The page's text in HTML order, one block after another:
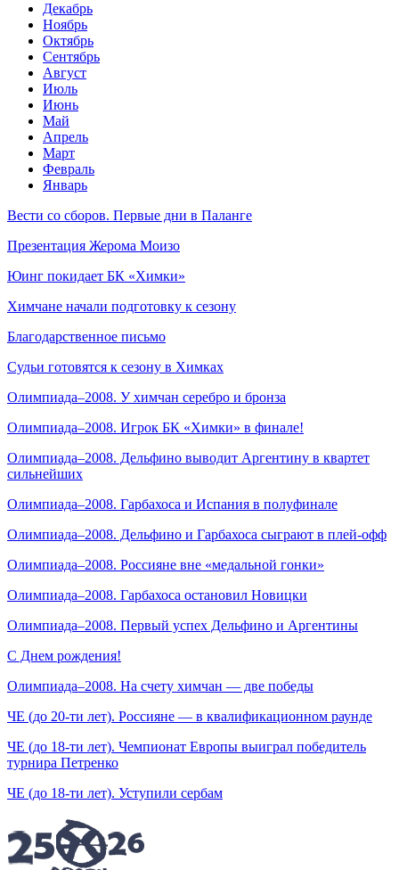
Декабрь
Ноябрь
Октябрь
Сентябрь
Август
Июль
Июнь
Май
Апрель
Март
Февраль
Январь
Вести со сборов. Первые дни в Паланге
Презентация Жерома Моизо
Юинг покидает БК «Химки»
Химчане начали подготовку к сезону
Благодарственное письмо
Судьи готовятся к сезону в Химках
Олимпиада–2008. У химчан серебро и бронза
Олимпиада–2008. Игрок БК «Химки» в финале!
Олимпиада–2008. Дельфино выводит Аргентину в квартет
сильнейших
Олимпиада–2008. Гарбахоса и Испания в полуфинале
Олимпиада–2008. Дельфино и Гарбахоса сыграют в плей-офф
Олимпиада–2008. Россияне вне «медальной гонки»
Олимпиада–2008. Гарбахоса остановил Новицки
Олимпиада–2008. Первый успех Дельфино и Аргентины
С Днем рождения!
Олимпиада–2008. На счету химчан — две победы
ЧЕ (до 20-ти лет). Россияне — в квалификационном раунде
ЧЕ (до 18-ти лет). Чемпионат Европы выиграл победитель
турнира Петренко
ЧЕ (до 18-ти лет). Уступили сербам